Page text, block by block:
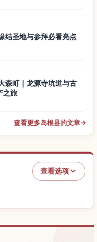
结圣地与参拜必看亮点
森町｜龙源寺坑道与古
之旅
查看更多岛根县的文章→
查看选项